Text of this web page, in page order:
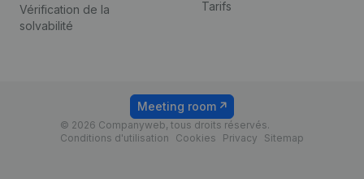
Vérification de la
solvabilité
Tarifs
© 2026 Companyweb, tous droits réservés.
Conditions d'utilisation
Cookies Privacy Sitemap
Meeting room